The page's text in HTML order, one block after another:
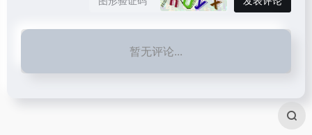
暂无评论...